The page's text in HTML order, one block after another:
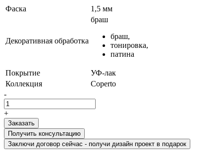
Фаска 1,5 мм
Декоративная обработка
браш
браш,
тонировка,
патина
Покрытие
УФ-лак
Коллекция
Coperto
-
+
Получить консультацию
Заключи договор сейчас - получи дизайн проект в подарок